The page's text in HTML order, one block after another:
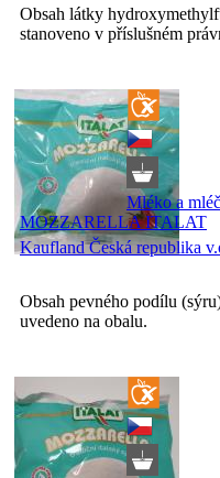
Obsah látky
stanoveno v příslušném
Mléko a
MOZZARELLA ITALAT
Kaufland Česká republika
Obsah pevného podílu
uvedeno na obalu.